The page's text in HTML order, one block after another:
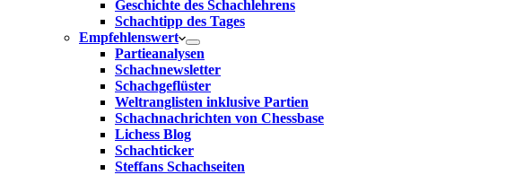
Geschichte des Schachlehrens
Schachtipp des Tages
Empfehlenswert
Partieanalysen
Schachnewsletter
Schachgeflüster
Weltranglisten inklusive Partien
Schachnachrichten von Chessbase
Lichess Blog
Schachticker
Steffans Schachseiten